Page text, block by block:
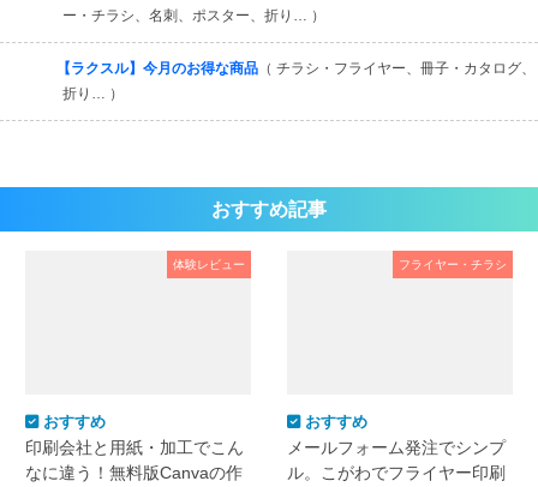
ー・チラシ、名刺、ポスター、折り… ）
【ラクスル】今月のお得な商品 （ チラシ・フライヤー、冊子・カタログ、
折り… ）
おすすめ記事
体験レビュー
おすすめ
印刷会社と用紙・加工でこん
なに違う！無料版Canvaの作
フライヤー・チラシ
おすすめ
メールフォーム発注でシンプ
ル。こがわでフライヤー印刷